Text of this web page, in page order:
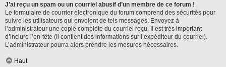
J’ai reçu un spam ou un courriel abusif d’un membre de ce forum !
Le formulaire de courrier électronique du forum comprend des sécurités pour
suivre les utilisateurs qui envoient de tels messages. Envoyez à
l’administrateur une copie complète du courriel reçu. Il est très important
d’inclure l’en-tête (il contient des informations sur l’expéditeur du courriel).
L’administrateur pourra alors prendre les mesures nécessaires.
Haut